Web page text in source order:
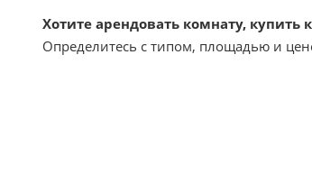
Хотите арендовать комнату, купить
Определитесь с типом, площадью и